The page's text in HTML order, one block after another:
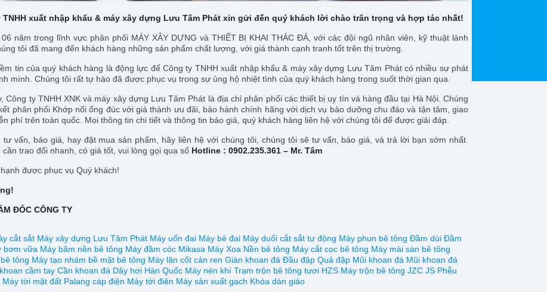
TNHH xuất nhập khẩu & máy xây dựng Lưu Tâm Phát xin gửi đến quý khách lời chào trân trọng và hợp tác nhất!
năm trong lĩnh vực phân phối MÁY XÂY DỰNG và THIẾT BỊ KHAI THÁC ĐÁ, với các đội ngũ nhân viên, kỹ thuật lành
tôi đã mang đến khách hàng những sản phẩm chất lượng, với giá thành cạnh tranh tốt trên thị trường.
tin của quý khách hàng là động lực để Công ty TNHH xuất nhập khẩu & máy xây dựng Lưu Tâm Phát có nhiều sự phát
mình. Chúng tôi rất tự hào đã được phục vụ trong sự ủng hộ nhiệt tình của quý khách hàng trong suốt thời gian qua.
Công ty TNHH XNK và máy xây dựng Lưu Tâm Phát là địa chỉ phân phối các thiết bị uy tín và hàng đầu tại Hà Nội. Chúng
phân phối Khớp nối ống đúc với giá thành ưu đãi, bảo hành chính hãng với dịch vụ bảo dưỡng chu đáo và tận tâm, giao
phí trên toàn quốc. Mọi thông tin chi tiết và thông tin báo giá, quý khách hàng liên hệ với chúng tôi để được giải đáp.
tư vấn, báo giá, hay đặt mua sản phẩm, hãy liên hệ với chúng tôi, chúng tôi sẽ tư vấn, báo giá, và trả lời bạn sớm nhất.
cần trao đổi nhanh, có giá tốt, vui lòng gọi qua số Hotline : 0902.235.361 – Mr. Tâm
được phục vụ Quý khách!
ĐỐC CÔNG TY
cắt sắt Máy xây dựng Lưu Tâm Phát Máy uốn đai Máy bẻ đai Máy duối cắt sắt tự động Máy phun bê tông Đầm dùi Đầm
bơm vữa Máy băm nền bê tông Máy đầm cóc Mikasa Máy Xoa Nền bê tông Máy cắt cọc bê tông Máy mài sàn bê tông
tông Máy tạo nhám bề mặt bê tông Máy lăn cốt cán ren Giàn khoan đá Đầu đập Quả đập Mũi khoan đá Mũi khoan đá
cầm tay Cần khoan đá Dây hơi Hàn Quốc Máy nén khí Trạm trộn bê tông tươi HZS Máy trộn bê tông JZC JS Phễu
Máy tời mặt đất Palang cáp điện Máy tời điện Máy sản xuất gạch Khóa dàn giáo